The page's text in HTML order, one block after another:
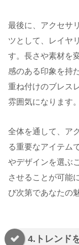
最後に、アクセサ
ツとして、レイヤ
す。長さや素材を
感のある印象を持
重ね付けのブレス
雰囲気になります。
全体を通して、ア
る重要なアイテム
やデザインを選ぶ
させることが可能
び次第であなたの
4.トレンド